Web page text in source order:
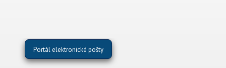
Portál elektronické pošty